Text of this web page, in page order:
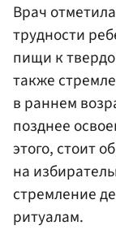
Врач
трудности
пищи к
также
в раннем
позднее
этого, стоит
на
стремление
ритуалам.